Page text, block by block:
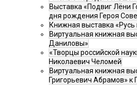
Выставка «Подвиг Лёни
дня рождения Героя
Книжная выставка «Русь
Виртуальная книжная
Даниловы»
«Творцы российской
Николаевич Челомей
Виртуальная книжная
Григорьевич Абрамов» к